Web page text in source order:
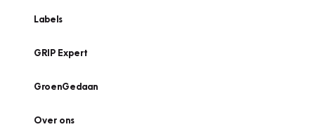
Labels
GRIP Expert
GroenGedaan
Over ons